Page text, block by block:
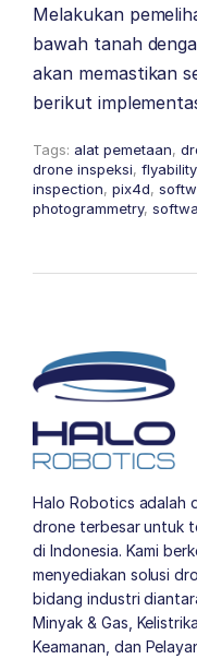
Melakukan
bawah tanah
akan memastikan
berikut
Tags: alat pemetaan,
drone inspeksi,
inspection, pix4d,
photogrammetry,
Halo Robotics adalah
drone terbesar untuk
di Indonesia. Kami
menyediakan solusi
bidang industri
Minyak & Gas,
Keamanan, dan